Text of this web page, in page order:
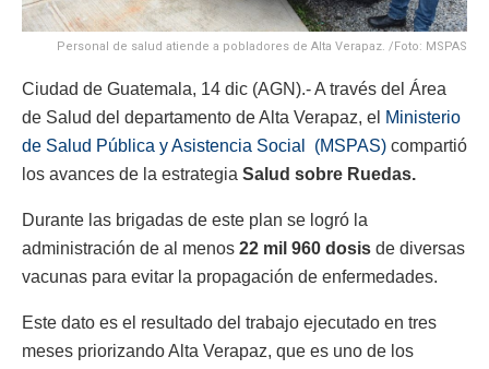
Personal de salud atiende a pobladores de Alta Verapaz. /Foto: MSPAS
Ciudad de Guatemala, 14 dic (AGN).- A través del Área
de Salud del departamento de Alta Verapaz, el Ministerio
de Salud Pública y Asistencia Social (MSPAS) compartió
los avances de la estrategia Salud sobre Ruedas.
Durante las brigadas de este plan se logró la
administración de al menos 22 mil 960 dosis de diversas
vacunas para evitar la propagación de enfermedades.
Este dato es el resultado del trabajo ejecutado en tres
meses priorizando Alta Verapaz, que es uno de los